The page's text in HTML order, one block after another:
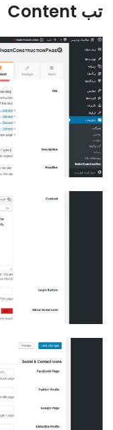
تب Content